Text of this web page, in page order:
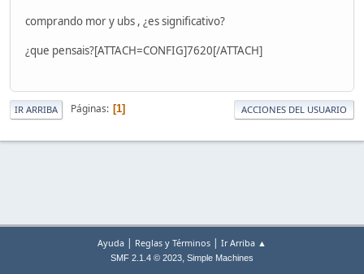
comprando mor y ubs , ¿es significativo?
¿que pensais?[ATTACH=CONFIG]7620[/ATTACH]
IR ARRIBA Páginas 1 ACCIONES DEL USUARIO
Ayuda | Reglas y Términos | Ir Arriba ▲
SMF 2.1.4 © 2023, Simple Machines